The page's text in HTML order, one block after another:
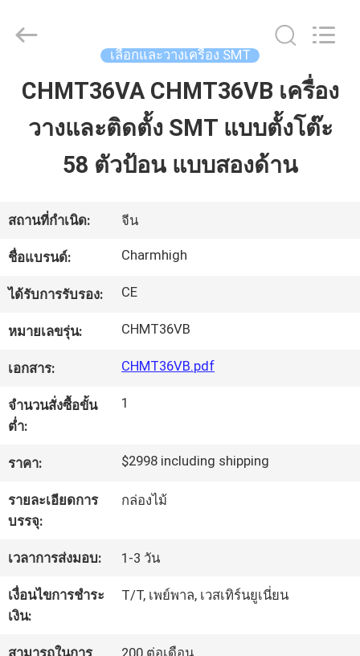
บ้าน
วิดีโอ
ทัวร์
การ
คุณภาพ
ติดต่อ
2026
CHARMHIGH
Rights
Reserved.
เลือกและวางเครื่อง SMT
CHMT36VA CHMT36VB เครื่อง
วางและติดตั้ง SMT แบบตั้งโต๊ะ
58 ตัวป้อน แบบสองด้าน
สถานที่กำเนิด: จีน
ชื่อแบรนด์: Charmhigh
ได้รับการรับรอง: CE
หมายเลขรุ่น: CHMT36VB
เอกสาร: CHMT36VB.pdf
จำนวนสั่งซื้อขั้น
ต่ำ:
1
ราคา: $2998 including shipping
รายละเอียดการ
บรรจุ:
กล่องไม้
เวลาการส่งมอบ: 1-3 วัน
เงื่อนไขการชำระ
เงิน:
T/T, เพย์พาล, เวสเทิร์นยูเนี่ยน